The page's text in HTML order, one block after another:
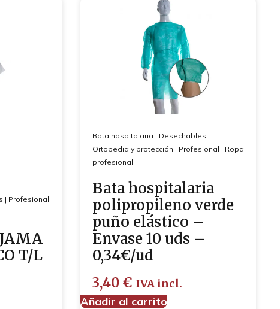
| Profesional
T/L
Bata hospitalaria | Desechables |
Ortopedia y protección | Profesional | Ropa
profesional
Bata hospitalaria
polipropileno verde
puño elástico –
Envase 10 uds –
0,34€/ud
3,40 € IVA incl.
Añadir al carrito